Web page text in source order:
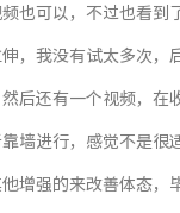
也可以，不过也看到
，我没有试太多次，
后还有一个视频，在
墙进行，感觉不是很
增强的来改善体态，